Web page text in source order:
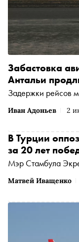
Иван Адоньев 2
Забастовка
Антальи
Задержки рейсов
Матвей Иващенко
В Турции
за 20 лет
Мэр Стамбула